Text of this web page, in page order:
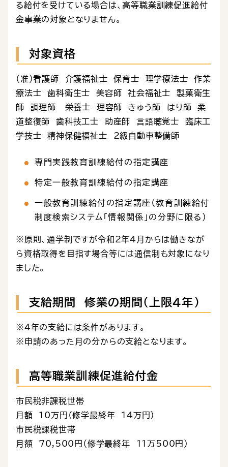
る給付を受けている場合は、高等職業訓練促進給付
金事業の対象となりません。
対象資格
（准）看護師 介護福祉士 保育士 理学療法士 作業
療法士 歯科衛生士 美容師 社会福祉士 製菓衛生
師 調理師 栄養士 理容師 きゅう師 はり師 柔
道整復師 歯科技工士 助産師 言語聴覚士 臨床工
学技士 精神保健福祉士 2級自動車整備師
専門実践教育訓練給付の指定講座
特定一般教育訓練給付の指定講座
一般教育訓練給付の指定講座（教育訓練給付
制度検索システム「情報関係」の分野に限る）
※原則、通学制ですが令和2年4月からは働きなが
ら資格取得を目指す場合等には通信制も対象になり
ました。
支給期間 修業の期間（上限4年）
※4年の支給には条件があります。
※申請のあった月の分からの支給となります。
高等職業訓練促進給付金
市民税非課税世帯
月額 10万円（修学最終年 14万円)
市民税課税世帯
月額 70,500円（修学最終年 11万500円）